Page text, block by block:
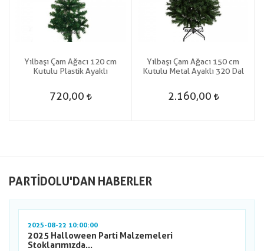
Yılbaşı Çam Ağacı 120 cm
Kutulu Plastik Ayaklı
720,00
Yılbaşı Çam Ağacı 150 cm
Kutulu Metal Ayaklı 320 Dal
2.160,00
PARTIDOLU'DAN HABERLER
2025-08-22 10:00:00
2025 Halloween Parti Malzemeleri
Stoklarımızda...